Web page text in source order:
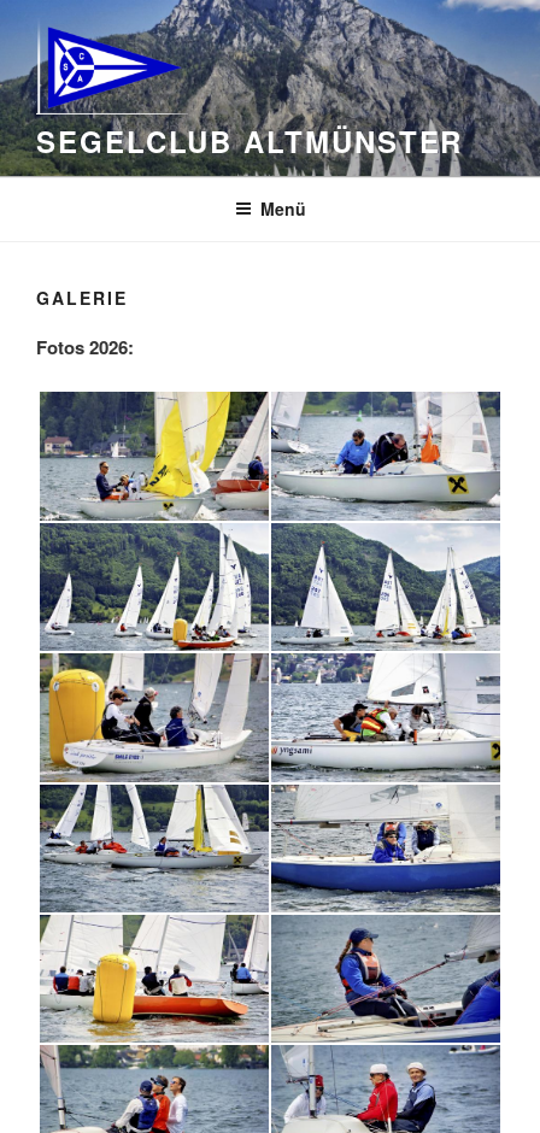
Inhalt
springen
SEGELCLUB ALTMÜNSTER
Menü
GALERIE
Fotos 2026: